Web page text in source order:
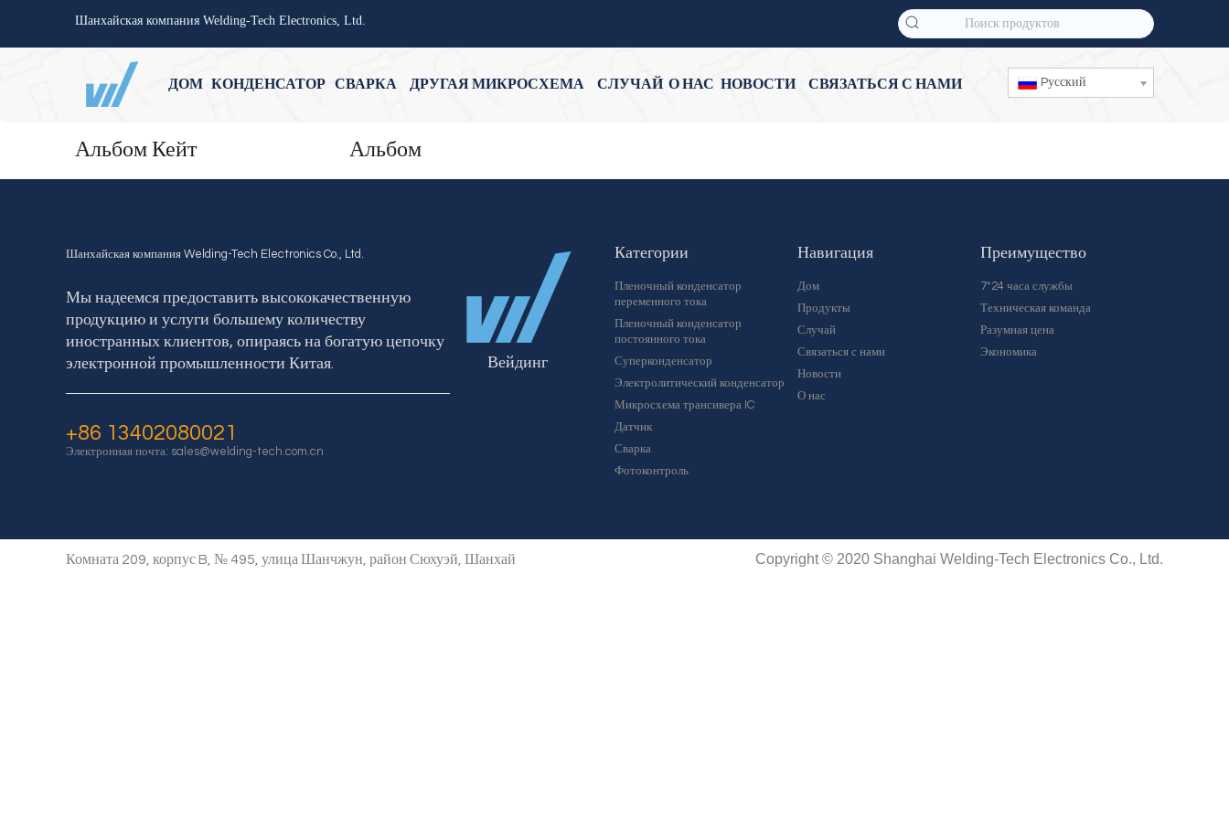
Шанхайская компания Welding-Tech Electronics, Ltd.
ДОМ КОНДЕНСАТОР СВАРКА ДРУГАЯ МИКРОСХЕМА СЛУЧАЙ О НАС НОВОСТИ СВЯЗАТЬСЯ С НАМИ Pусский
Альбом Кейт Альбом
Шанхайская компания Welding-Tech Electronics Co., Ltd.
Мы надеемся предоставить высококачественную
продукцию и услуги большему количеству
иностранных клиентов, опираясь на богатую цепочку
электронной промышленности Китая.
+86 13402080021
Электронная почта: sales@welding-tech.com.cn
Вейдинг
Категории
Пленочный конденсатор
переменного тока
Пленочный конденсатор
постоянного тока
Суперконденсатор
Электролитический конденсатор
Микросхема трансивера IC
Датчик
Сварка
Фотоконтроль
Навигация
Дом
Продукты
Случай
Связаться с нами
Новости
О нас
Преимущество
7*24 часа службы
Техническая команда
Разумная цена
Экономика
Комната 209, корпус B, № 495, улица Шанчжун, район Сюхуэй, Шанхай Copyright © 2020 Shanghai Welding-Tech Electronics Co., Ltd.